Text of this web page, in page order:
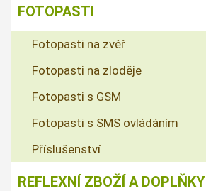
FOTOPASTI
Fotopasti na zvěř
Fotopasti na zloděje
Fotopasti s GSM
Fotopasti s SMS ovládáním
Příslušenství
REFLEXNÍ ZBOŽÍ A DOPLŇKY